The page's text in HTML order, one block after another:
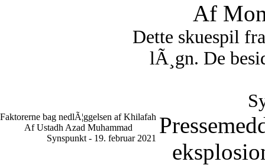
Af
Dette skuespil
lÃ¸gn. De
Faktorerne bag nedlÃ¦ggelsen af Khilafah
Af Ustadh Azad Muhammad
Synspunkt - 19. februar 2021